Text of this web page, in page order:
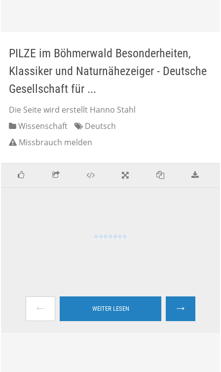
PILZE im Böhmerwald Besonderheiten,
Klassiker und Naturnähezeiger - Deutsche
Gesellschaft für ...
Die Seite wird erstellt Hanno Stahl
Wissenschaft
Deutsch
Missbrauch melden
← WEITER LESEN →